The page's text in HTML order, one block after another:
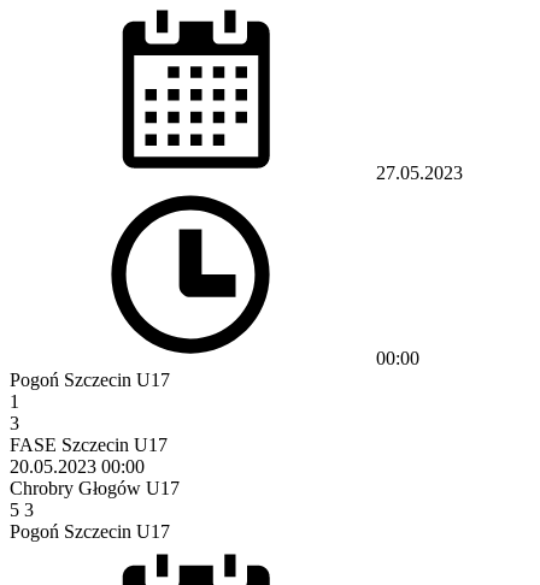
27.05.2023
00:00
Pogoń Szczecin U17
1
3
FASE Szczecin U17
20.05.2023 00:00
Chrobry Głogów U17
5 3
Pogoń Szczecin U17